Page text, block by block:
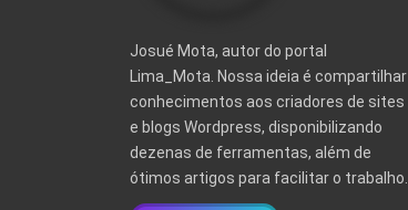
Josué Mota, autor do portal
Lima_Mota. Nossa ideia é compartilhar
conhecimentos aos criadores de sites
e blogs Wordpress, disponibilizando
dezenas de ferramentas, além de
ótimos artigos para facilitar o trabalho.